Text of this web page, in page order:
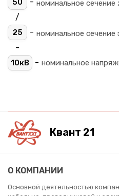
50 номинальное
/
25 - номинальное сечение
-
10кВ - номинальное
Квант 21
О КОМПАНИИ
Основной деятельностью